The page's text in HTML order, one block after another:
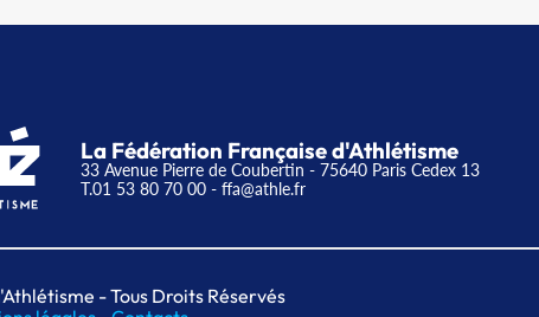
La Fédération Française d'Athlétisme
33 Avenue Pierre de Coubertin - 75640 Paris Cedex 13
T.01 53 80 70 00 - ffa@athle.fr
- Tous Droits Réservés